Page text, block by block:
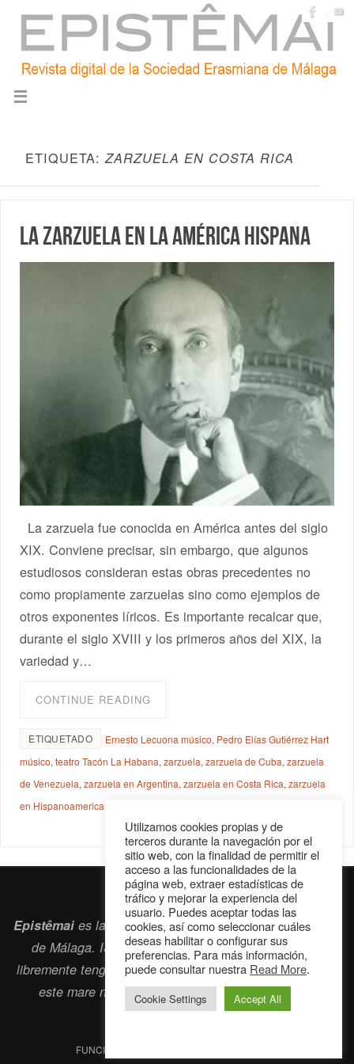
ETIQUETA:ZARZUELA EN COSTA RICA
La zarzuela en la América hispana
La zarzuela fue conocida en América antes del siglo
XIX. Conviene precisar, sin embargo, que algunos
estudiosos consideran estas obras precedentes no
como propiamente zarzuelas sino como ejemplos de
otros exponentes líricos. Es importante recalcar que,
durante el siglo XVIII y los primeros años del XIX, la
variedad y…
CONTINUE READING
ETIQUETADO Ernesto Lecuona músico, Pedro Elías Gutiérrez Hart
músico,teatro Tacón La Habana,zarzuela,zarzuela de Cuba,zarzuela
de Venezuela,zarzuela en Argentina,zarzuela en Costa Rica,zarzuela
en Hispanoamerica
Epistêmaies la revista digital de la Sociedad Erasmiana
de Málaga. ISSN 2697-2468. Bienvenidos cuantos
libremente tengan algo que intercambiar navegando por
este mare nostrumque es el océano erasmiano.
contacto@epistemai.es
FUNCIONA CON
Utilizamos cookies propias y de
terceros durante la navegación por el
sitio web, con la finalidad de permitir el
acceso a las funcionalidades de la
página web, extraer estadísticas de
tráfico y mejorar la experiencia del
usuario. Puedes aceptar todas las
cookies, así como seleccionar cuáles
deseas habilitar o configurar sus
preferencias. Para más información,
puede consultar nuestra Read More.
Cookie Settings Accept All